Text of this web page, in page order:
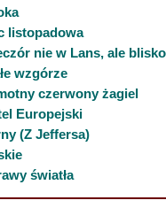
listopadowa
nie w Lans, ale blisko
wzgórze
czerwony żagiel
Europejski
(Z Jeffersa)
światła